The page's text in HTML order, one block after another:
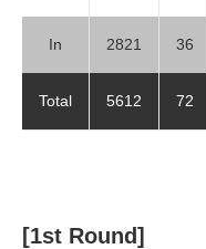
In 2821 36
Total 5612 72
[1st Round]